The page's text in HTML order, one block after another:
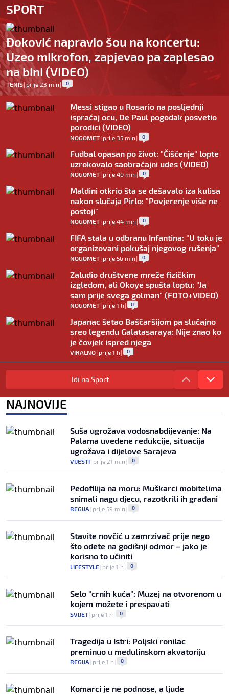
SPORT
Đoković napravio šou na koncertu:
Uzeo mikrofon, zapjevao pa zaplesao
na bini (VIDEO)
TENIS| prije 23 min | 0
Messi stigao u Rosario na posljednji
ispraćaj ocu, De Paul pogodak posvetio
porodici (VIDEO)
NOGOMET| prije 35 min | 0
Fudbal opasan po život: "Čišćenje" lopte
uzrokovalo saobraćajni udes (VIDEO)
NOGOMET| prije 40 min | 0
Maldini otkrio šta se dešavalo iza kulisa
nakon slučaja Pirlo: "Povjerenje više ne
postoji"
NOGOMET| prije 44 min | 0
FIFA stala u odbranu Infantina: "U toku je
organizovani pokušaj njegovog rušenja"
NOGOMET| prije 56 min | 0
Zaludio društvene mreže fizičkim
izgledom, ali Okoye spušta loptu: "Ja
sam prije svega golman" (FOTO+VIDEO)
NOGOMET| prije 1 h | 0
Japanac šetao Baščaršijom pa slučajno
sreo legendu Galatasaraya: Nije znao ko
je čovjek ispred njega
VIRALNO| prije 1 h | 0
Modrić bi mogao dobiti neočekivanu
ulogu u Milanu: Gazzetta nagovijestila
veliki potez
0
"Peković je imao 140 kila, nisam mogao
to da ga pitam": Luda priča NBA zvijezde,
htio je samo jednu stvar
KOŠARKA 0
Idi na Sport
NAJNOVIJE
Suša ugrožava vodosnabdijevanje: Na
Palama uvedene redukcije, situacija
ugrožava i dijelove Sarajeva
VIJESTI| prije 21 min | 0
Pedofilija na moru: Muškarci mobitelima
snimali nagu djecu, razotkrili ih građani
REGIJA| prije 59 min | 0
Stavite novčić u zamrzivač prije nego
što odete na godišnji odmor – jako je
korisno to učiniti
LIFESTYLE| prije 1 h | 0
Selo "crnih kuća": Muzej na otvorenom u
kojem možete i prespavati
SVIJET| prije 1 h | 0
Tragedija u Istri: Poljski ronilac
preminuo u medulinskom akvatoriju
REGIJA| prije 1 h | 0
Komarci je ne podnose, a ljude